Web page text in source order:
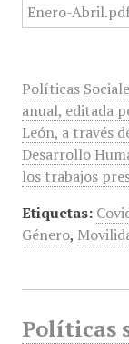
Políticas
anual, editada
León, a través
Desarrollo
los trabajos
Etiquetas:
Género,
Políticas